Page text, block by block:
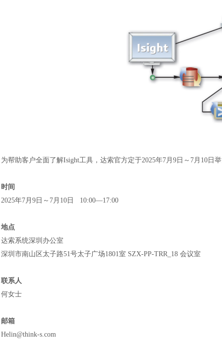
为帮助客户全面了解Isight工具，达索官方定于2025年7月9日～7月10日
时间
2025年7月9日～7月10日 10:00—17:00
地点
达索系统深圳办公室
深圳市南山区太子路51号太子广场1801室 SZX-PP-TRR_18 会议室
联系人
何女士
邮箱
Helin@think-s.com